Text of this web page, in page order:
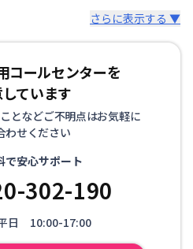
さらに表示する ▼
コールセンターを
ています
となどご不明点はお気軽に
わせください
で安心サポート
302-190
日 10:00-17:00